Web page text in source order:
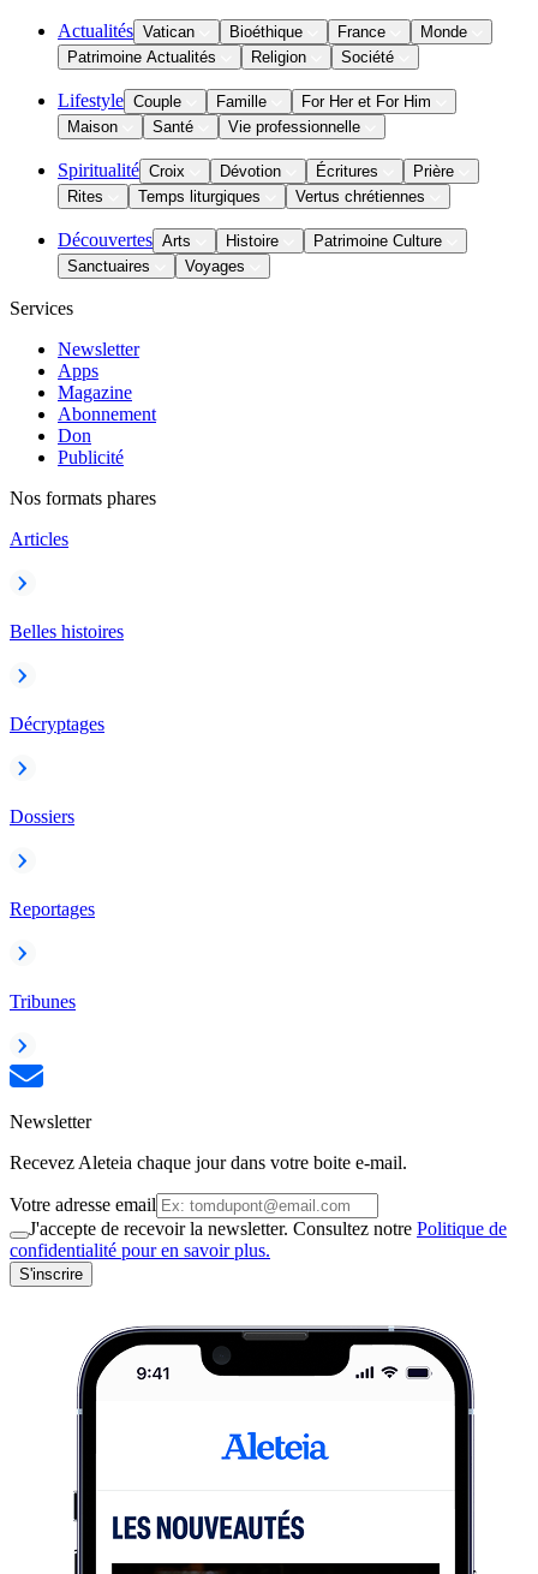
Actualités Vatican Bioéthique France
Monde
Patrimoine Actualités
Religion Société
Lifestyle Couple Famille
For Her et For Him
Maison
Santé Vie professionnelle
Spiritualité Croix Dévotion Écritures
Prière
Rites
Temps liturgiques Vertus chrétiennes
Découvertes Arts Histoire
Patrimoine Culture
Sanctuaires
Voyages
Services
Newsletter
Apps
Magazine
Abonnement
Don
Publicité
Nos formats phares
Articles
Belles histoires
Décryptages
Dossiers
Reportages
Tribunes
Newsletter
Recevez Aleteia chaque jour dans votre boite e-mail.
Votre adresse email
J'accepte de recevoir la newsletter. Consultez notre Politique de
confidentialité pour en savoir plus.
S'inscrire